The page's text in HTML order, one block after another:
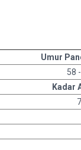
Umur
58
Kadar
7